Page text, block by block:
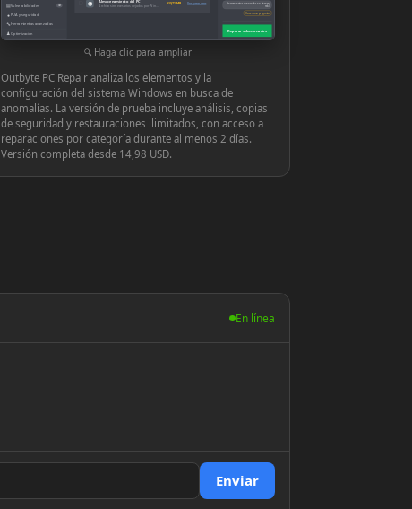
▤Vulnerabilidades 10
● PUA y seguridad
🔧Herramientas avanzadas
♟Optimización
◉ Archivos innecesarios dejados por Windows o las aplicaciones
939,71 MB Ver y reparar Herramientas avanzadas en tiempo
real
Hacer una pregunta
Reparar seleccionados
Haga clic para ampliar
Outbyte PC Repair analiza los elementos y la
configuración del sistema Windows en busca de
anomalías. La versión de prueba incluye análisis, copias
de seguridad y restauraciones ilimitados, con acceso a
reparaciones por categoría durante al menos 2 días.
Versión completa desde 14,98 USD.
En línea
Enviar